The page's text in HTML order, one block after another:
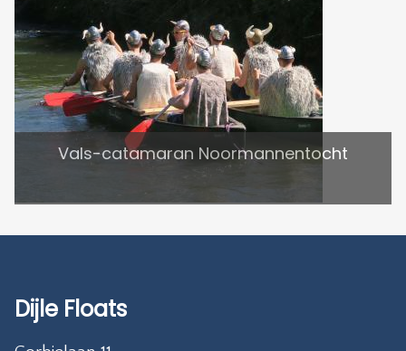
Vals-catamaran Noormannentocht
Dijle Floats